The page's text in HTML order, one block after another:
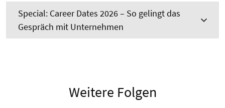
Special: Career Dates 2026 – So gelingt das
Gespräch mit Unternehmen
Weitere Folgen